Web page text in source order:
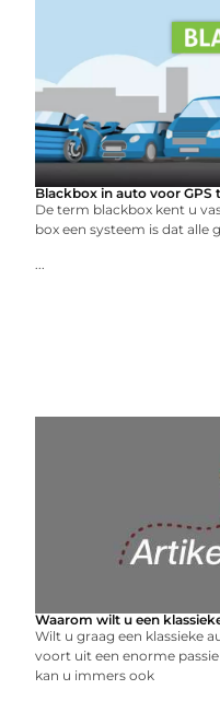
Blackbox in auto voor GPS
De term blackbox kent u
box een systeem is dat alle
...
Waarom wilt u een
Wilt u graag een klassieke
voort uit een enorme
kan u immers ook